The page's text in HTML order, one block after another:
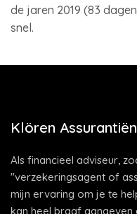
de jaren 2019 (83
snel.
Klören Assurantiën
Als financieel adviseur,
"verzekeringsagent of
mijn ervaring om je te
kan heel braaf aangeven